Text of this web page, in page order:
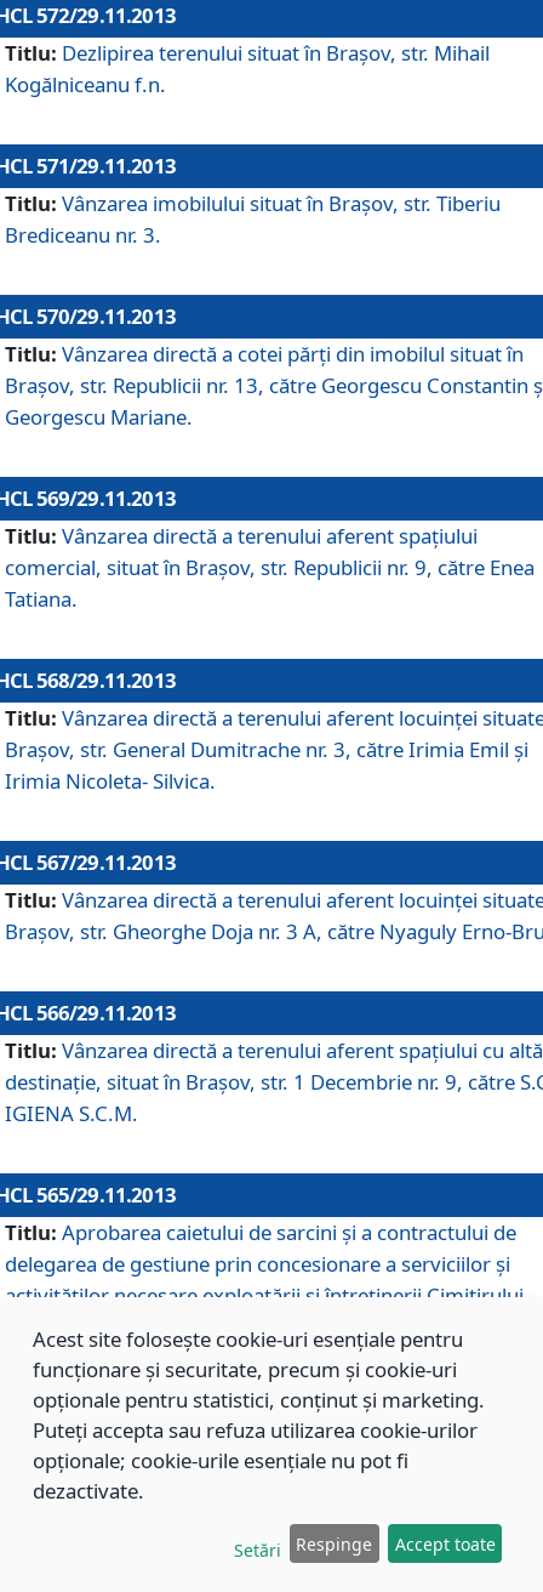
572/29.11.2013
Titlu: Dezlipirea terenului situat în Braşov, str. Mihail
Kogălniceanu f.n.
571/29.11.2013
Titlu: Vânzarea imobilului situat în Braşov, str. Tiberiu
Brediceanu nr. 3.
570/29.11.2013
Titlu: Vânzarea directă a cotei părţi din imobilul situat în
Braşov, str. Republicii nr. 13, către Georgescu Constantin
Georgescu Mariane.
569/29.11.2013
Titlu: Vânzarea directă a terenului aferent spaţiului
comercial, situat în Braşov, str. Republicii nr. 9, către Enea
Tatiana.
568/29.11.2013
Titlu: Vânzarea directă a terenului aferent locuinţei
Braşov, str. General Dumitrache nr. 3, către Irimia Emil şi
Irimia Nicoleta- Silvica.
567/29.11.2013
Titlu: Vânzarea directă a terenului aferent locuinţei
Braşov, str. Gheorghe Doja nr. 3 A, către Nyaguly Erno-
566/29.11.2013
Titlu: Vânzarea directă a terenului aferent spaţiului cu altă
destinaţie, situat în Braşov, str. 1 Decembrie nr. 9, către
IGIENA S.C.M.
565/29.11.2013
Titlu: Aprobarea caietului de sarcini şi a contractului de
delegarea de gestiune prin concesionare a serviciilor şi
activităţilor necesare exploatării şi întreţinerii Cimitirului
Municipal Braşov situat în str. Dimitrie Anghel nr. 19.
564/29.11.2013
Titlu: Completarea şi modificarea H.C.L. nr. 446/2013,
care s-a aprobat studiul de fundamentare pentru
Acest site folosește cookie-uri esențiale pentru
funcționare și securitate, precum și cookie-uri
opționale pentru statistici, conținut și marketing.
Puteți accepta sau refuza utilizarea cookie-urilor
opționale; cookie-urile esențiale nu pot fi
dezactivate.
Setări Respinge Accept toate